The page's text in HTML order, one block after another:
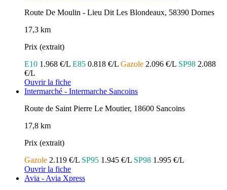
Route De Moulin - Lieu Dit Les Blondeaux, 58390 Dornes
17,3 km
Prix (extrait)
E10 1.968 €/L E85 0.818 €/L Gazole 2.096 €/L SP98 2.088
€/L
Ouvrir la fiche
Intermarché - Intermarche Sancoins
Route de Saint Pierre Le Moutier, 18600 Sancoins
17,8 km
Prix (extrait)
Gazole 2.119 €/L SP95 1.945 €/L SP98 1.995 €/L
Ouvrir la fiche
Avia - Avia Xpress